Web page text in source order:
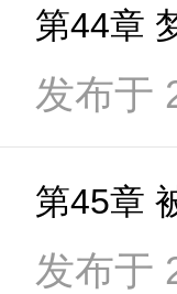
第44章
发布于
第45章
发布于